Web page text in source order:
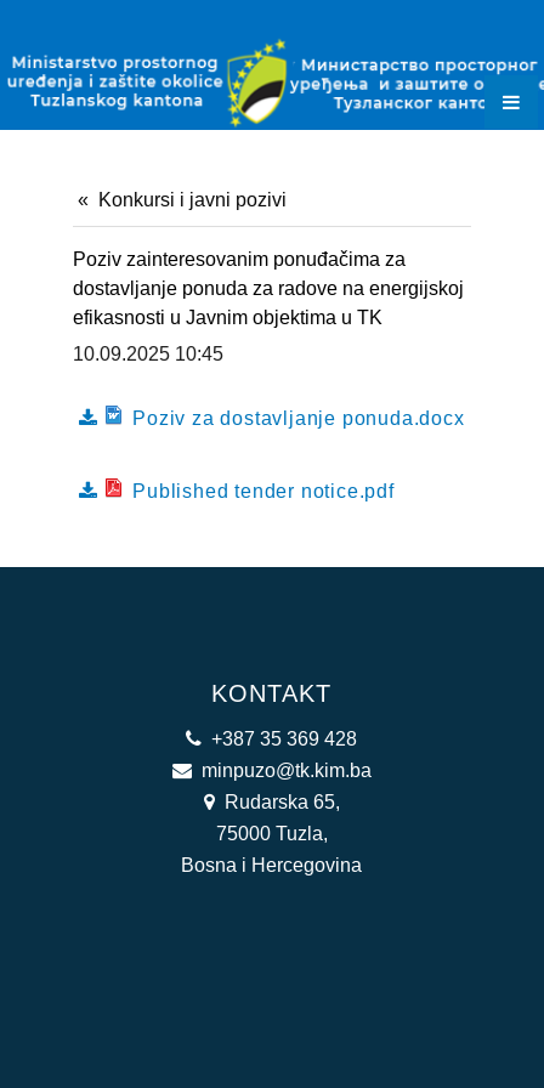
Konkursi i javni pozivi
Poziv zainteresovanim ponuđačima za
dostavljanje ponuda za radove na energijskoj
efikasnosti u Javnim objektima u TK
10.09.2025 10:45
Poziv za dostavljanje ponuda.docx
Published tender notice.pdf
KONTAKT
+387 35 369 428
minpuzo@tk.kim.ba
Rudarska 65,
75000 Tuzla,
Bosna i Hercegovina
PODZAKONSKI AKTI
JAVNE NABAVKE
OKOLIŠNE DOZVOLE